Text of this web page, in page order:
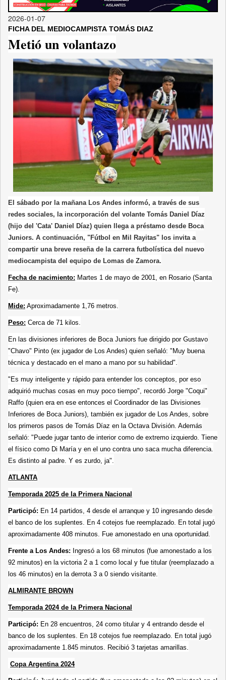
2026-01-07
FICHA DEL MEDIOCAMPISTA TOMÁS DIAZ
Metió un volantazo
El sábado por la mañana Los Andes informó, a través de sus
redes sociales, la incorporación del volante Tomás Daniel Díaz
(hijo del 'Cata' Daniel Díaz) quien llega a préstamo desde Boca
Juniors. A continuación, "Fútbol en Mil Rayitas" los invita a
compartir una breve reseña de la carrera futbolística del nuevo
mediocampista del equipo de Lomas de Zamora.
Fecha de nacimiento: Martes 1 de mayo de 2001, en Rosario (Santa
Fe).
Mide: Aproximadamente 1,76 metros.
Peso: Cerca de 71 kilos.
En las divisiones inferiores de Boca Juniors fue dirigido por Gustavo
"Chavo" Pinto (ex jugador de Los Andes) quien señaló: "Muy buena
técnica y destacado en el mano a mano por su habilidad".
"Es muy inteligente y rápido para entender los conceptos, por eso
adquirió muchas cosas en muy poco tiempo", recordó Jorge "Coqui"
Raffo (quien era en ese entonces el Coordinador de las Divisiones
Inferiores de Boca Juniors), también ex jugador de Los Andes, sobre
los primeros pasos de Tomás Díaz en la Octava División. Además
señaló: "Puede jugar tanto de interior como de extremo izquierdo. Tiene
el físico como Di María y en el uno contra uno saca mucha diferencia.
Es distinto al padre. Y es zurdo, ja".
ATLANTA
Temporada 2025 de la Primera Nacional
Participó: En 14 partidos, 4 desde el arranque y 10 ingresando desde
el banco de los suplentes. En 4 cotejos fue reemplazado. En total jugó
aproximadamente 408 minutos. Fue amonestado en una oportunidad.
Frente a Los Andes: Ingresó a los 68 minutos (fue amonestado a los
92 minutos) en la victoria 2 a 1 como local y fue titular (reemplazado a
los 46 minutos) en la derrota 3 a 0 siendo visitante.
ALMIRANTE BROWN
Temporada 2024 de la Primera Nacional
Participó: En 28 encuentros, 24 como titular y 4 entrando desde el
banco de los suplentes. En 18 cotejos fue reemplazado. En total jugó
aproximadamente 1.845 minutos. Recibió 3 tarjetas amarillas.
Copa Argentina 2024